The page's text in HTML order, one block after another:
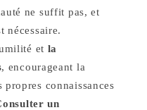
ne suffit pas, et
nécessaire.
et la
, encourageant la
propres connaissances
un